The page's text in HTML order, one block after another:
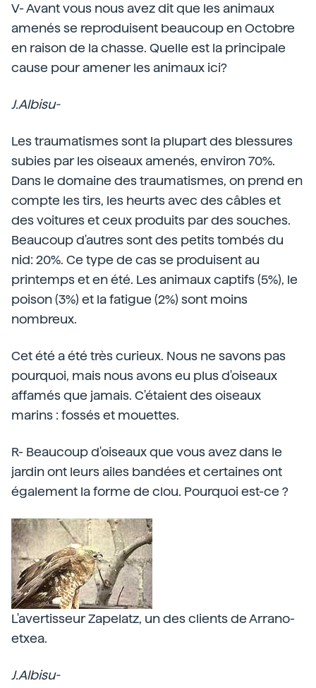
V- Avant vous nous avez dit que les animaux
amenés se reproduisent beaucoup en Octobre
en raison de la chasse. Quelle est la principale
cause pour amener les animaux ici?
J.Albisu-
Les traumatismes sont la plupart des blessures
subies par les oiseaux amenés, environ 70%.
Dans le domaine des traumatismes, on prend en
compte les tirs, les heurts avec des câbles et
des voitures et ceux produits par des souches.
Beaucoup d'autres sont des petits tombés du
nid: 20%. Ce type de cas se produisent au
printemps et en été. Les animaux captifs (5%), le
poison (3%) et la fatigue (2%) sont moins
nombreux.
Cet été a été très curieux. Nous ne savons pas
pourquoi, mais nous avons eu plus d'oiseaux
affamés que jamais. C'étaient des oiseaux
marins : fossés et mouettes.
R- Beaucoup d'oiseaux que vous avez dans le
jardin ont leurs ailes bandées et certaines ont
également la forme de clou. Pourquoi est-ce ?
L'avertisseur Zapelatz, un des clients de Arrano-
etxea.
J.Albisu-